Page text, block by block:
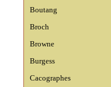
Boutang
Broch
Browne
Burgess
Cacographes